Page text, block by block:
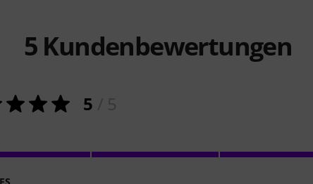
5 Kundenbewertungen
5